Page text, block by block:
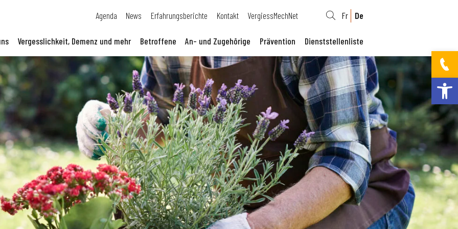
Agenda News Erfahrungsberichte Kontakt VergiessMechNet Fr De
Vergesslichkeit, Demenz und mehr Betroffene An- und Zugehörige Prävention Dienststellenliste